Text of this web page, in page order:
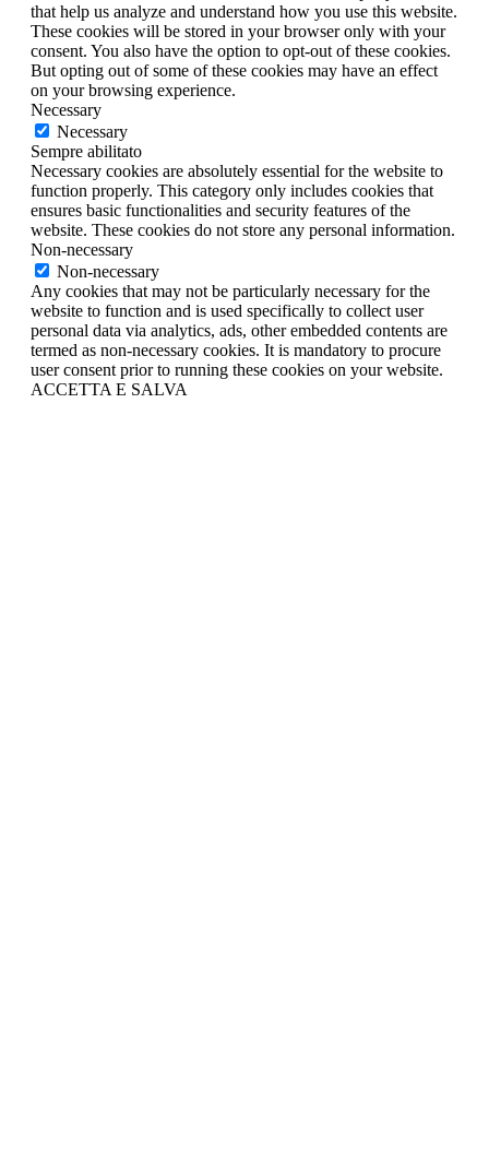
that help us analyze and understand how you use this website.
These cookies will be stored in your browser only with your
consent. You also have the option to opt-out of these cookies.
But opting out of some of these cookies may have an effect
on your browsing experience.
Necessary
Necessary
Sempre abilitato
Necessary cookies are absolutely essential for the website to
function properly. This category only includes cookies that
ensures basic functionalities and security features of the
website. These cookies do not store any personal information.
Non-necessary
Non-necessary
Any cookies that may not be particularly necessary for the
website to function and is used specifically to collect user
personal data via analytics, ads, other embedded contents are
termed as non-necessary cookies. It is mandatory to procure
user consent prior to running these cookies on your website.
ACCETTA E SALVA